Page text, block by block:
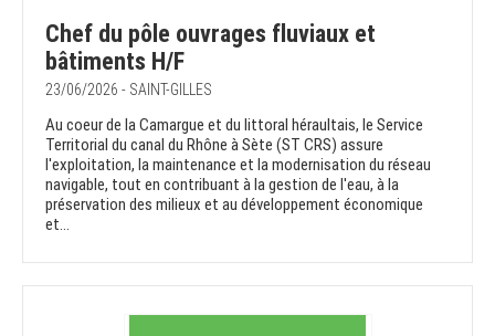
Chef du pôle ouvrages fluviaux et
bâtiments H/F
23/06/2026 - SAINT-GILLES
Au coeur de la Camargue et du littoral héraultais, le Service
Territorial du canal du Rhône à Sète (ST CRS) assure
l'exploitation, la maintenance et la modernisation du réseau
navigable, tout en contribuant à la gestion de l'eau, à la
préservation des milieux et au développement économique
et...